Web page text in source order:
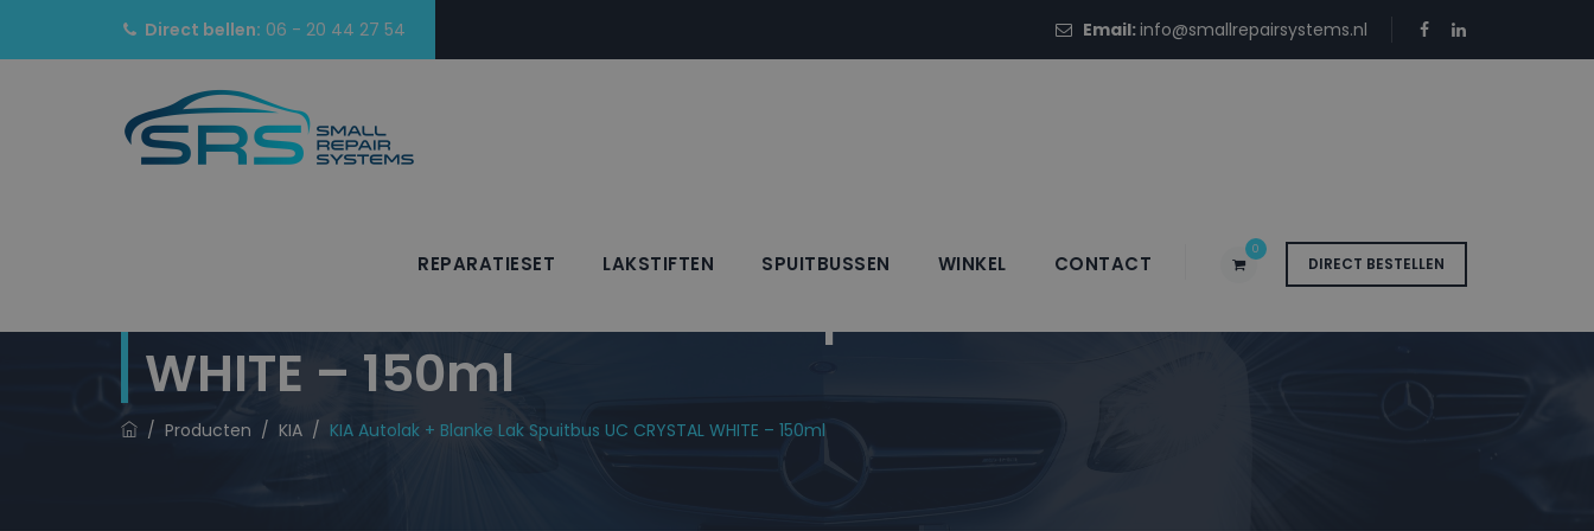
Direct bellen: 06 - 20 44 27 54 Email:info@smallrepairsystems.nl
DIRECT BESTELLEN
0
REPARATIESET LAKSTIFTEN SPUITBUSSEN WINKEL CONTACT
KIA Autolak + Blanke Lak Spuitbus UC CRYSTAL
WHITE – 150ml
/ Producten / KIA / KIA Autolak + Blanke Lak Spuitbus UC CRYSTAL WHITE – 150ml